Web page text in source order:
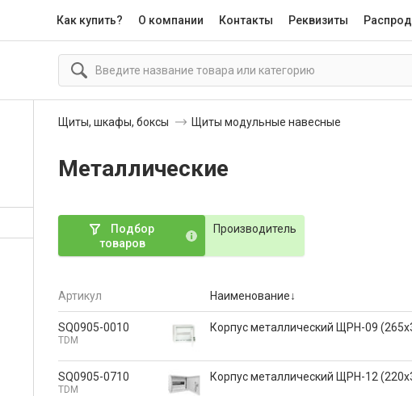
Как купить? О компании Контакты Реквизиты
Щиты, шкафы, боксы Щиты модульные навесные
Металлические
Подбор
товаров
Производитель
Артикул Наименование
SQ0905-0010
TDM
Корпус металлический ЩРН-09
SQ0905-0710
TDM
Корпус металлический ЩРН-12